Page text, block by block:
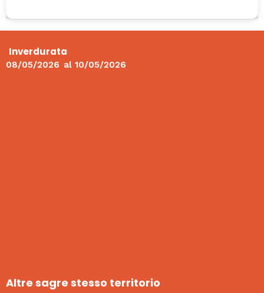
Inverdurata
08/05/2026 al 10/05/2026
Altre sagre stesso territorio